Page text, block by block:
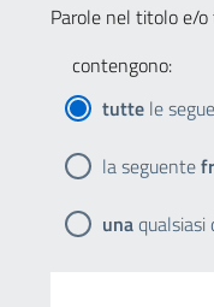
Parole nel titolo e/
contengono:
tutte le
la seguente
unaqualsiasi